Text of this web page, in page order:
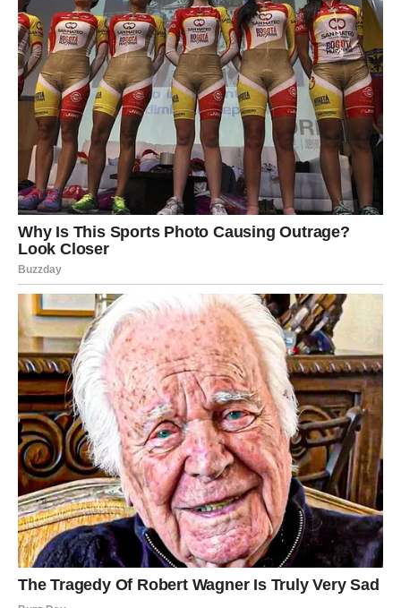
BONUS:
U svakodnevnom životu često zanemarujemo stanje svoje
duše.Za razliku od tijela koje je lako procijeniti i liječiti,
duša zahtijeva dublje razumijevanje. Mudri redovnik
prenosi jednostavne, ali smislene lekcije koje otkrivaju
temeljne vrijednosti života. Ovi uvidi svakome od nas